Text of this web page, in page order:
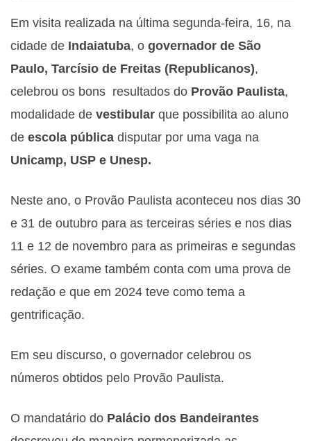
Em visita realizada na última segunda-feira, 16, na
cidade de Indaiatuba, o governador de São
Paulo, Tarcísio de Freitas (Republicanos),
celebrou os bons resultados do Provão Paulista,
modalidade de vestibular que possibilita ao aluno
de escola pública disputar por uma vaga na
Unicamp, USP e Unesp.
Neste ano, o Provão Paulista aconteceu nos dias 30
e 31 de outubro para as terceiras séries e nos dias
11 e 12 de novembro para as primeiras e segundas
séries. O exame também conta com uma prova de
redação e que em 2024 teve como tema a
gentrificação.
Em seu discurso, o governador celebrou os
números obtidos pelo Provão Paulista.
O mandatário do Palácio dos Bandeirantes